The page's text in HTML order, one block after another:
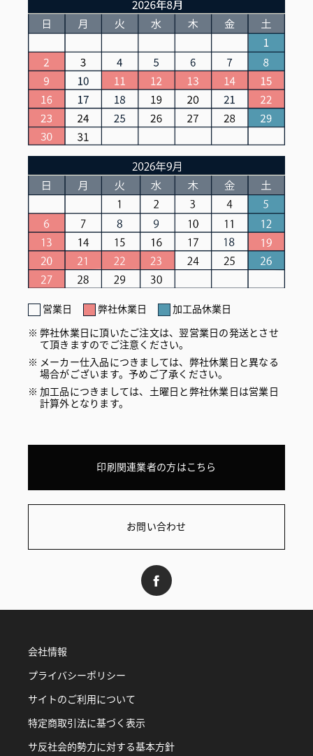
営業日 弊社休業日
加工品休業日
弊社休業日に頂いたご注文は、翌営業日の発送とさせ
て頂きますのでご注意ください。
メーカー仕入品につきましては、弊社休業日と異なる
場合がございます。予めご了承ください。
加工品につきましては、土曜日と弊社休業日は営業日
計算外となります。
印刷関連業者の方はこちら
お問い合わせ
会社情報
プライバシーポリシー
サイトのご利用について
特定商取引法に基づく表示
サ反社会的勢力に対する基本方針